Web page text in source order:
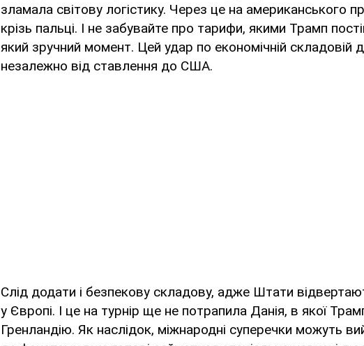
зламала світову логістику. Через це на американського
крізь пальці. І не забувайте про тарифи, якими Трамп
який зручний момент. Цей удар по економічній складовій
незалежно від ставлення до США.
Слід додати і безпекову складову, адже Штати
у Європі. І це на турнір ще не потрапила Данія, в якої
Гренландію. Як наслідок, міжнародні суперечки можуть